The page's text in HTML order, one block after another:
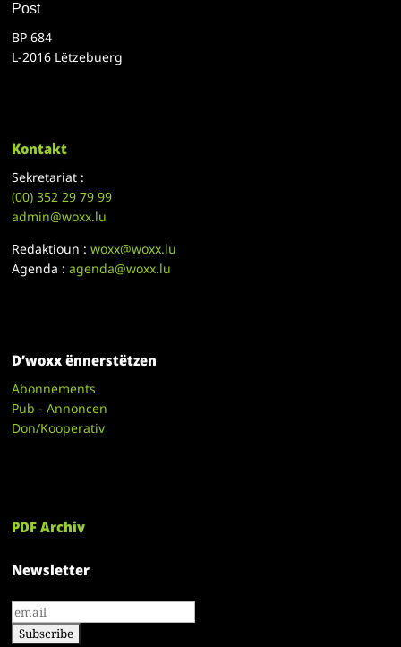
Post
BP 684
L-2016 Lëtzebuerg
Kontakt
Sekretariat :
(00)352 29 79 99
admin@woxx.lu
Redaktioun :woxx@woxx.lu
Agenda :agenda@woxx.lu
D’woxx ënnerstëtzen
Abonnements
Pub - Annoncen
Don/Kooperativ
PDF Archiv
Newsletter